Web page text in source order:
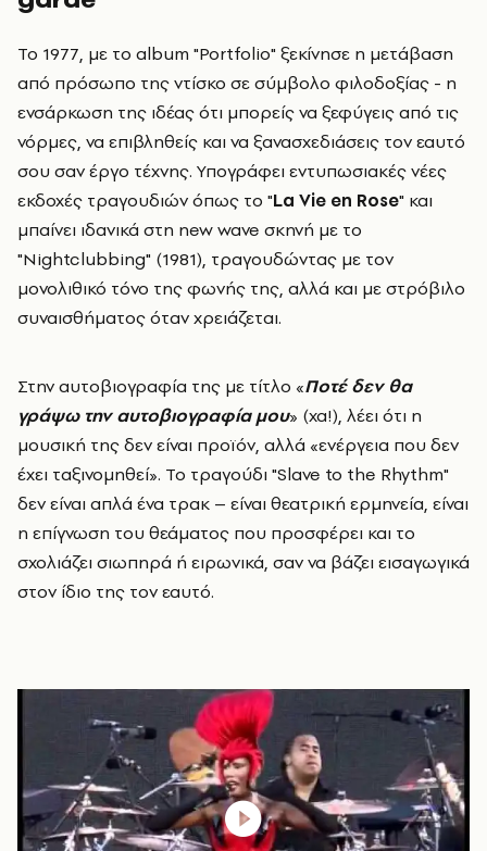
Το 1977, με το album "Portfolio" ξεκίνησε η μετάβαση
από πρόσωπο της ντίσκο σε σύμβολο φιλοδοξίας - η
ενσάρκωση της ιδέας ότι μπορείς να ξεφύγεις από τις
νόρμες, να επιβληθείς και να ξανασχεδιάσεις τον εαυτό
σου σαν έργο τέχνης. Υπογράφει εντυπωσιακές νέες
εκδοχές τραγουδιών όπως το "La Vie en Rose" και
μπαίνει ιδανικά στη new wave σκηνή με το
"Nightclubbing" (1981), τραγουδώντας με τον
μονολιθικό τόνο της φωνής της, αλλά και με στρόβιλο
συναισθήματος όταν χρειάζεται.
Στην αυτοβιογραφία της με τίτλο «Ποτέ δεν θα
γράψω την αυτοβιογραφία μου» (χα!), λέει ότι η
μουσική της δεν είναι προϊόν, αλλά «ενέργεια που δεν
έχει ταξινομηθεί». Το τραγούδι "Slave to the Rhythm"
δεν είναι απλά ένα τρακ – είναι θεατρική ερμηνεία, είναι
η επίγνωση του θεάματος που προσφέρει και το
σχολιάζει σιωπηρά ή ειρωνικά, σαν να βάζει εισαγωγικά
στον ίδιο της τον εαυτό.